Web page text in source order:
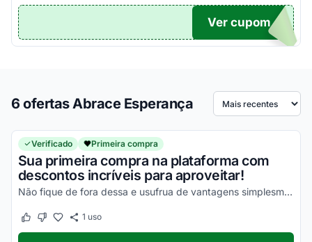
TICO
Ver cupom
6 ofertas Abrace Esperança Ordenar por
Verificado Primeira compra
Sua primeira compra na plataforma com
descontos incríveis para aproveitar!
Não fique de fora dessa e usufrua de vantagens simplesmente incríveis!
Este cupom funcionou
Este cupom não funcionou
1 uso